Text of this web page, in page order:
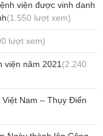
viện được vinh danh
(1.550 lượt xem)
lượt xem)
viện năm 2021 (2.240
Nam – Thụy Điển